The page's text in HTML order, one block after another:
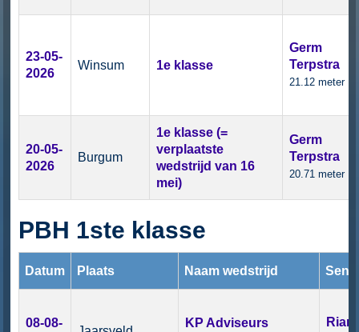
23-05-
2026
Winsum 1e klasse
Germ
Terpstra
21.12 meter
20-05-
2026
Burgum
1e klasse (=
verplaatste
wedstrijd van 16
mei)
Germ
Terpstra
20.71 meter
PBH 1ste klasse
Datum Plaats Naam wedstrijd
08-08- KP Adviseurs Rian